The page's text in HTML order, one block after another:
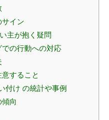
イン
主が抱く疑問
の行動への対応
すること
付け の統計や事例
向